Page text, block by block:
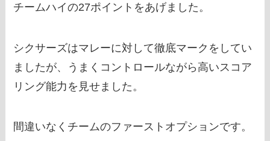
チームハイの27ポイントをあげました。
シクサーズはマレーに対して徹底マークをしてい
ましたが、うまくコントロールながら高いスコア
リング能力を見せました。
間違いなくチームのファーストオプションです。